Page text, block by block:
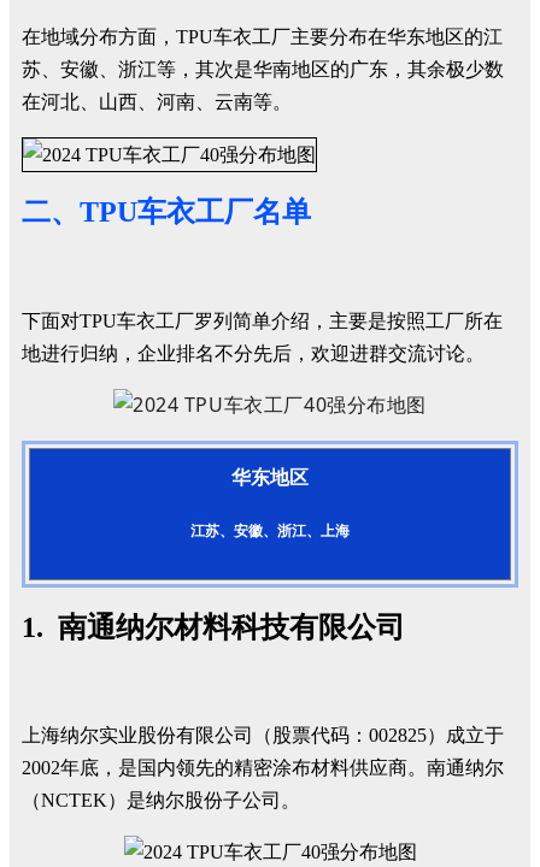
在地域分布方面，TPU车衣工厂主要分布在华东地区的江
苏、安徽、浙江等，其次是华南地区的广东，其余极少数
在河北、山西、河南、云南等。
二、TPU车衣工厂名单
下面对TPU车衣工厂罗列简单介绍，主要是按照工厂所在
地进行归纳，企业排名不分先后，欢迎进群交流讨论。
华东地区
江苏、安徽、浙江、上海
1. 南通纳尔材料科技有限公司
上海纳尔实业股份有限公司（股票代码：002825）成立于
2002年底，是国内领先的精密涂布材料供应商。南通纳尔
（NCTEK）是纳尔股份子公司。